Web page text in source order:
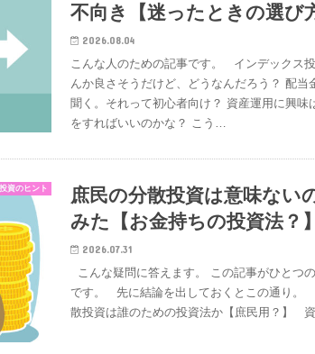
不向き【迷ったときの選び
2026.08.04
こんな人のための記事です。 インデックス
んか良さそうだけど、どうなんだろう？ 配当
聞く。それって初心者向け？ 資産運用に興味
をすればいいのかな？ こう…
資のヒント
庶民の分散投資は意味ない
みた【お金持ちの投資法？】
2026.07.31
こんな疑問に答えます。 この記事がひとつ
です。 先に結論を出しておくとこの通り。
散投資は誰のための投資法か【庶民用？】